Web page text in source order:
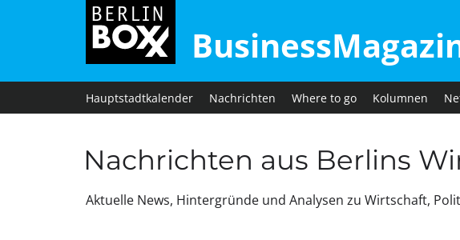
Hauptstadtkalender Nachrichten Where to go Kolumnen
Nachrichten aus Berlins
Aktuelle News, Hintergründe und Analysen zu Wirtschaft,